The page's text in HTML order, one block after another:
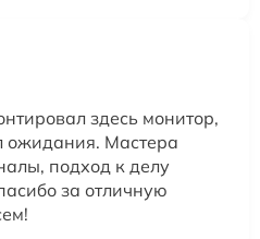
здесь монитор,
ожидания. Мастера
подход к делу
за отличную